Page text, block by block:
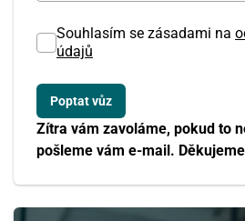
Souhlasím se zásadami na
údajů
Zítra vám zavoláme, pokud to
pošleme vám e-mail.
PO ÚT ST ČT
3 4 5 6